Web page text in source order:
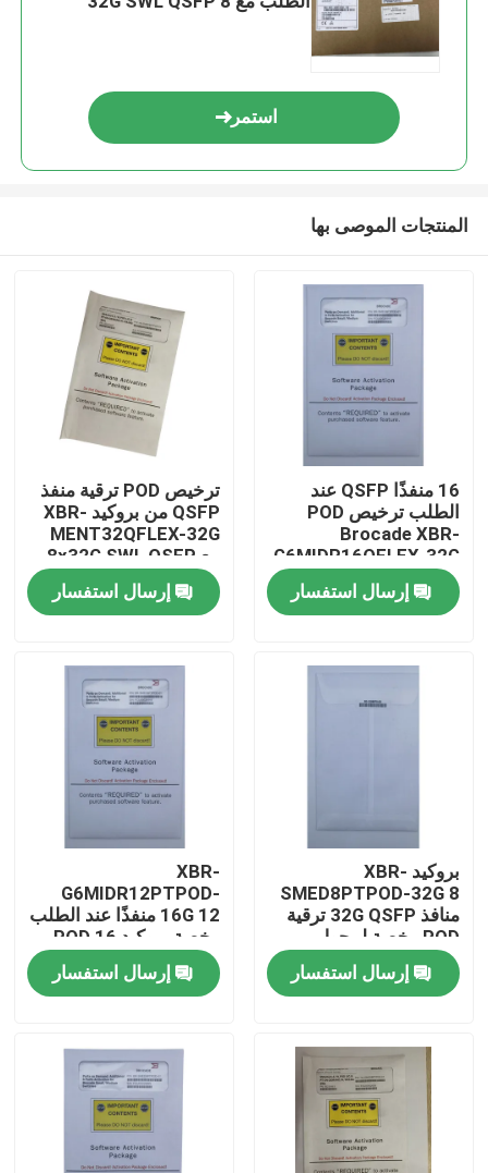
مسكن
منتجات
اتصل بنا
أخبار
وحدة بصرية 400G/800G
وحدة 100G QSFP28
استمر
المنتجات الموصى بها
16 منفذًا QSFP عند
الطلب ترخيص POD
Brocade XBR-
G6MIDR16QFLEX-32G
إرسال استفسار
ترخيص POD ترقية منفذ
QSFP من بروكيد XBR-
MENT32QFLEX-32G
مع 8x32G SWL QSFP
نشط
إرسال استفسار
بروكيد XBR-
SMED8PTPOD-32G 8
منافذ 32G QSFP ترقية
POD رخصة لمحول
G610
إرسال استفسار
XBR-
G6MIDR12PTPOD-
16G 12 منفذًا عند الطلب
رخصة بروكيد POD 16
جيجا SWLSFPS
إرسال استفسار